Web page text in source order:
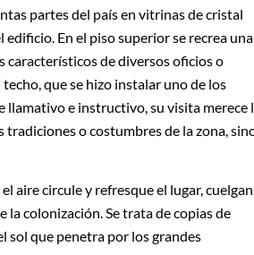
partes del país en vitrinas de cristal
En el piso superior se recrea una
característicos de diversos oficios o
que se hizo instalar uno de los
llamativo e instructivo, su visita merece
tradiciones o costumbres de la zona,
aire circule y refresque el lugar, cuelgan
colonización. Se trata de copias de
sol que penetra por los grandes